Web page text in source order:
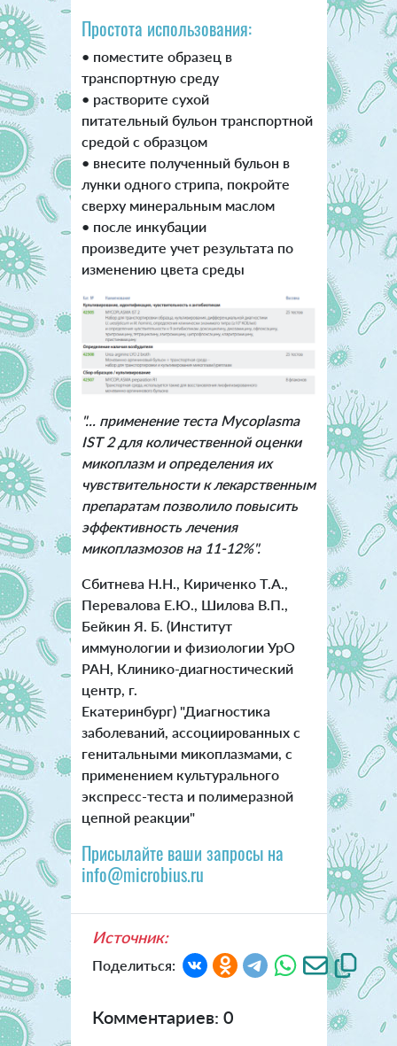
Простота использования:
• поместите образец в
транспортную среду
• растворите сухой
питательный бульон транспортной
средой с образцом
• внесите полученный бульон в
лунки одного стрипа, покройте
сверху минеральным маслом
• после инкубации
произведите учет результата по
изменению цвета среды
"... применение теста Mycoplasma
IST 2 для количественной оценки
микоплазм и определения их
чувствительности к лекарственным
препаратам позволило повысить
эффективность лечения
микоплазмозов на 11-12%".
Сбитнева Н.Н., Кириченко Т.А.,
Перевалова Е.Ю., Шилова В.П.,
Бейкин Я. Б. (Институт
иммунологии и физиологии УрО
РАН, Клинико-диагностический
центр, г.
Екатеринбург) "Диагностика
заболеваний, ассоциированных с
генитальными микоплазмами, с
применением культурального
экспресс-теста и полимеразной
цепной реакции"
Присылайте ваши запросы на
info@microbius.ru
Источник:
Поделиться:
Комментариев: 0